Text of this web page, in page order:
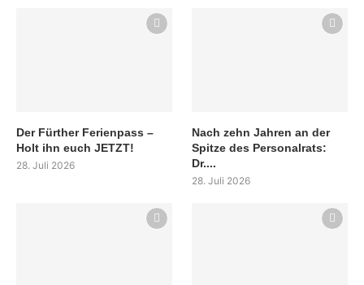
Der Fürther Ferienpass –
Holt ihn euch JETZT!
28. Juli 2026
Nach zehn Jahren an der
Spitze des Personalrats:
Dr....
28. Juli 2026